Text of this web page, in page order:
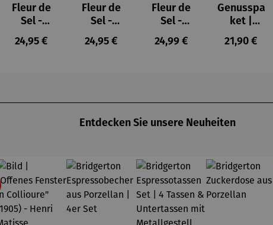
Fleur de
Sel -
Geschenk
box
Regulärer Preis:
24,95 €
Fleur de
Sel -
Geschenk
box
Regulärer Preis:
24,95 €
Fleur de
Sel -
Kräuterbo
x Bio
Regulärer Preis:
24,99 €
Genusspa
ket |
Pasta e
Basta
Regulärer
21,90 €
Entdecken Sie unsere Neuheiten